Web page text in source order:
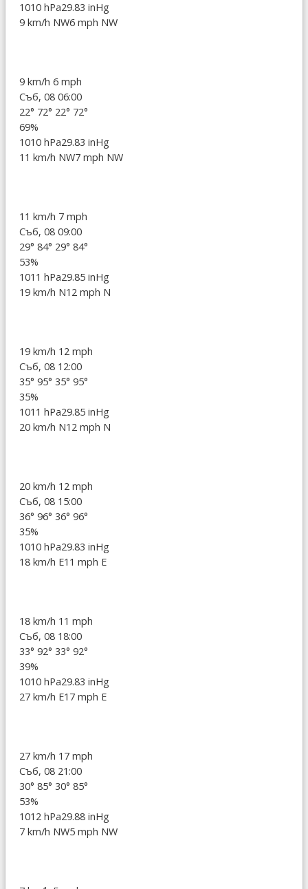
1010 hPa29.83 inHg
9 km/h NW6 mph NW
9 km/h 6 mph
Съб, 08 06:00
22° 72° 22° 72°
69%
1010 hPa29.83 inHg
11 km/h NW7 mph NW
11 km/h 7 mph
Съб, 08 09:00
29° 84° 29° 84°
53%
1011 hPa29.85 inHg
19 km/h N12 mph N
19 km/h 12 mph
Съб, 08 12:00
35° 95° 35° 95°
35%
1011 hPa29.85 inHg
20 km/h N12 mph N
20 km/h 12 mph
Съб, 08 15:00
36° 96° 36° 96°
35%
1010 hPa29.83 inHg
18 km/h E11 mph E
18 km/h 11 mph
Съб, 08 18:00
33° 92° 33° 92°
39%
1010 hPa29.83 inHg
27 km/h E17 mph E
27 km/h 17 mph
Съб, 08 21:00
30° 85° 30° 85°
53%
1012 hPa29.88 inHg
7 km/h NW5 mph NW